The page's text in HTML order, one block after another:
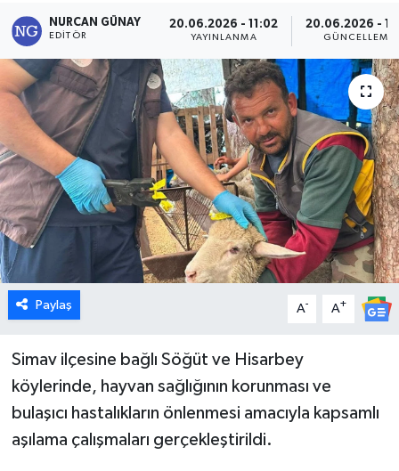
NURCAN GÜNAY
EDITÖR
20.06.2026 - 11:02
YAYINLANMA
20.06.2026 -
GÜNCELLEME
Paylaş A- A+
Simav ilçesine bağlı Söğüt ve Hisarbey
köylerinde, hayvan sağlığının korunması ve
bulaşıcı hastalıkların önlenmesi amacıyla kapsamlı
aşılama çalışmaları gerçekleştirildi.
Eğitim
Ekonomi
Emet
Foto Galeri
Gediz
Gündem
Hisarcık
İlçeler
Köşe Yazıları